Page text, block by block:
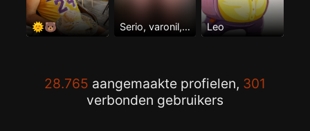
🌞🐻 Serio, varonil, cariñoso, aseado. Leo
28.765 aangemaakte profielen, 301
verbonden gebruikers